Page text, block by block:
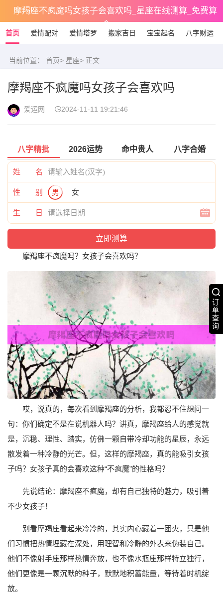
摩羯座不疯魔吗女孩子会喜欢吗_星座在线测算_免费算
命
首页 爱情配对 爱情塔罗 搬家吉日 宝宝起名 八字财运
订
单
查
询
当前位置： 首页> 星座> 正文
摩羯座不疯魔吗女孩子会喜欢吗
爱运网 2024-11-11 19:21:46
八字精批 2026运势 命中贵人 八字合婚
姓 名
性 别 男 女
生 日
摩羯座不疯魔吗？女孩子会喜欢吗？
哎，说真的，每次看到摩羯座的分析，我都忍不住想问一
句：你们确定不是在说机器人吗？讲真，摩羯座给人的感觉就
是，沉稳、理性、踏实，仿佛一颗自带冷却功能的星辰，永远
散发着一种冷静的光芒。但，这样的摩羯座，真的能吸引女孩
子吗？女孩子真的会喜欢这种“不疯魔”的性格吗？
先说结论：摩羯座不疯魔，却有自己独特的魅力，吸引着
不少女孩子！
别看摩羯座看起来冷冷的，其实内心藏着一团火，只是他
们习惯把热情埋藏在深处，用理智和冷静的外表来伪装自己。
他们不像射手座那样热情奔放，也不像水瓶座那样特立独行，
他们更像是一颗沉默的种子，默默地积蓄能量，等待着时机绽
放。